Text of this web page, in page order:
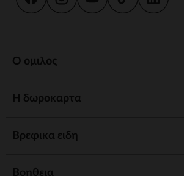
Ο ομιλος
Η δωροκαρτα
Βρεφικα ειδη
Βοηθεια